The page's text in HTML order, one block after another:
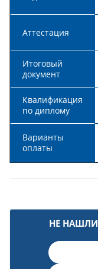
Аттестация
Итоговый
документ
Квалификация
по диплому
Варианты
оплаты
НЕ НАШЛИ